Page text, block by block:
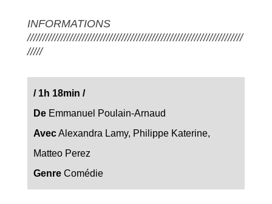
INFORMATIONS
///////////////////////////////////////////////////////////////////////
/////
/ 1h 18min /
DeEmmanuel Poulain-Arnaud
AvecAlexandra Lamy, Philippe Katerine,
Matteo Perez
GenreComédie